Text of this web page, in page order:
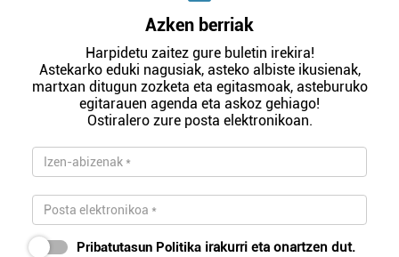
Azken berriak
Harpidetu zaitez gure buletin irekira!
Astekarko eduki nagusiak, asteko albiste ikusienak,
martxan ditugun zozketa eta egitasmoak, asteburuko
egitarauen agenda eta askoz gehiago!
Ostiralero zure posta elektronikoan.
Pribatutasun Politika irakurri eta onartzen dut.